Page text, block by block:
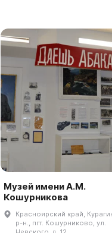
Музей имени А.М.
Кошурникова
Красноярский край,
р-н., пгт. Кошурниково, ул.